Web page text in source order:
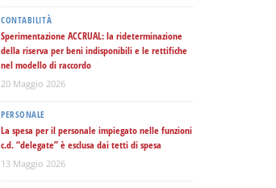
CONTABILITÀ
Sperimentazione ACCRUAL: la rideterminazione
della riserva per beni indisponibili e le rettifiche
nel modello di raccordo
20 Maggio 2026
PERSONALE
La spesa per il personale impiegato nelle funzioni
c.d. “delegate” è esclusa dai tetti di spesa
13 Maggio 2026